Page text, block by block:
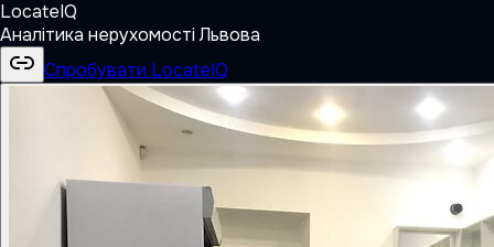
LocateIQ
Аналітика нерухомості Львова
Спробувати LocateIQ